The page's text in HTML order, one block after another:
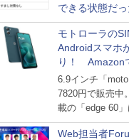
できる状態だっ
にとどまる～
セキュリティ調
モトローラの
Androidスマホ
り！ Amazon
ル
6.9インチ「
7820円で販売中
載の「edge 60
Web担当者